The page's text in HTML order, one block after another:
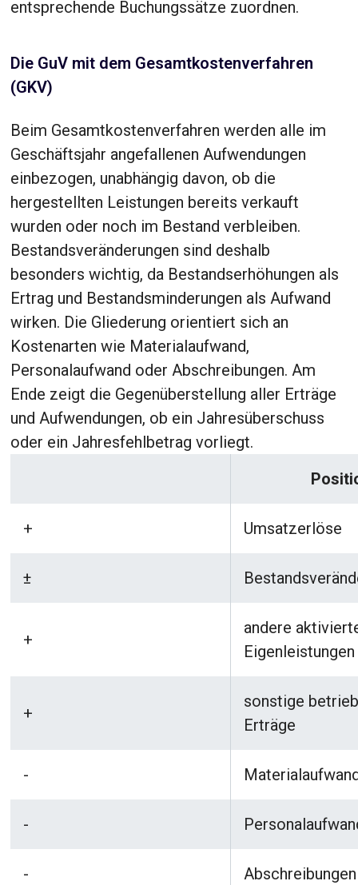
entsprechende Buchungssätze zuordnen.
Die GuV mit dem Gesamtkostenverfahren
(GKV)
Beim Gesamtkostenverfahren werden alle im
Geschäftsjahr angefallenen Aufwendungen
einbezogen, unabhängig davon, ob die
hergestellten Leistungen bereits verkauft
wurden oder noch im Bestand verbleiben.
Bestandsveränderungen sind deshalb
besonders wichtig, da Bestandserhöhungen als
Ertrag und Bestandsminderungen als Aufwand
wirken. Die Gliederung orientiert sich an
Kostenarten wie Materialaufwand,
Personalaufwand oder Abschreibungen. Am
Ende zeigt die Gegenüberstellung aller Erträge
und Aufwendungen, ob ein Jahresüberschuss
oder ein Jahresfehlbetrag vorliegt.
+ Umsatzerlöse
±
+
andere
Eigenleistungen
+
sonstige
Erträge
-
-
- Abschreibungen